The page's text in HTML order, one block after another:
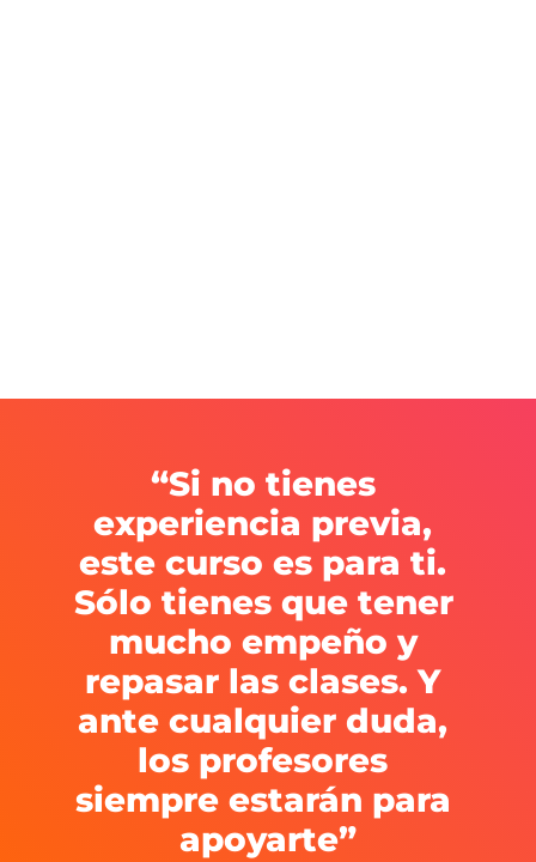
“Si no tienes
experiencia previa,
este curso es para ti.
Sólo tienes que tener
mucho empeño y
repasar las clases. Y
ante cualquier duda,
los profesores
siempre estarán para
apoyarte”